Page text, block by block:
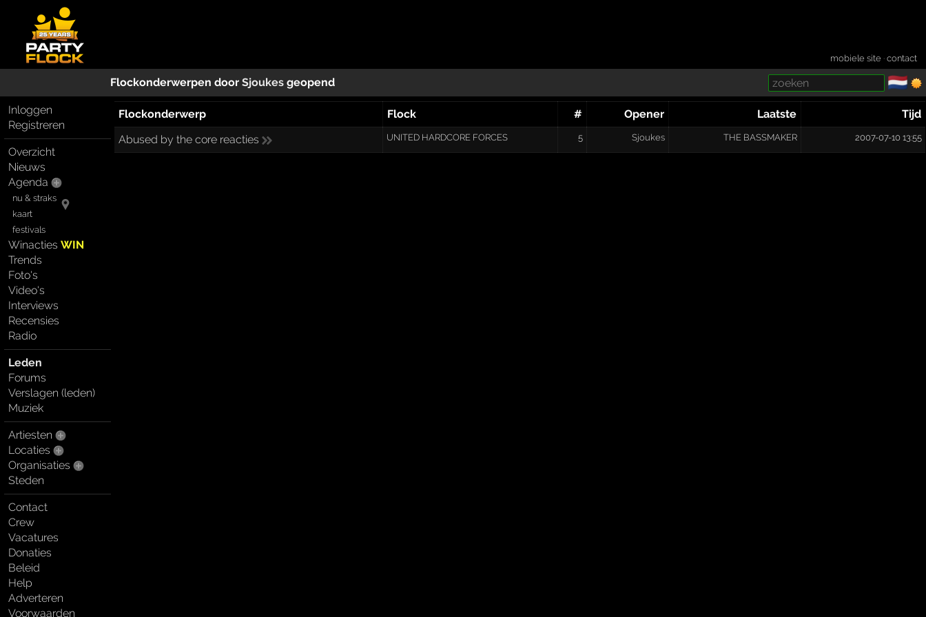
mobiele site ·contact
Flockonderwerpen door Sjoukes geopend 🇳🇱
Inloggen
Registreren
Overzicht
Nieuws
Agenda
nu & straks
kaart
festivals
WinactiesWIN
Trends
Foto's
Video's
Interviews
Recensies
Radio
Leden
Forums
Verslagen (leden)
Muziek
Artiesten
Locaties
Organisaties
Steden
Contact
Crew
Vacatures
Donaties
Beleid
Help
Adverteren
Voorwaarden
Flockonderwerp Flock # Opener Laatste
Tijd
Abused by the core reacties
UNITED HARDCORE FORCES 5 Sjoukes THE BASSMAKER 2007-07-10 13:55